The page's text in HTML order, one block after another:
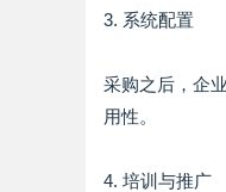
3. 系统配置
采购之后，企
用性。
4. 培训与推广